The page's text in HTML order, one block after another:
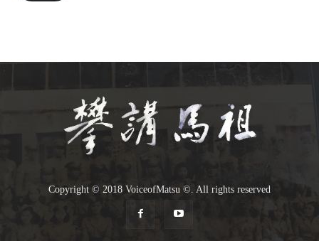
Copyright © 2018 VoiceofMatsu ©. All rights reserved